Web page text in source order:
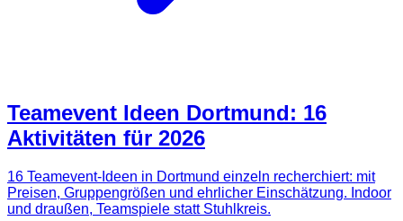
Teamevent Ideen Dortmund: 16
Aktivitäten für 2026
16 Teamevent-Ideen in Dortmund einzeln recherchiert: mit
Preisen, Gruppengrößen und ehrlicher Einschätzung. Indoor
und draußen, Teamspiele statt Stuhlkreis.